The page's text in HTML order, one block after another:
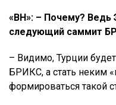
«ВН»: – Почему? Ведь
следующий саммит
– Видимо, Турции
БРИКС, а стать неким
формироваться такой